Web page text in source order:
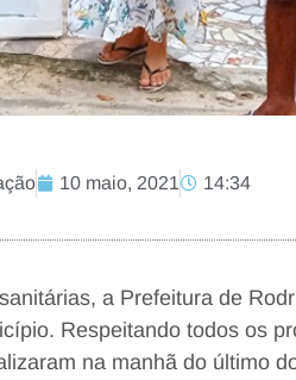
10 maio, 2021 14:34
a Prefeitura de
Respeitando todos os
na manhã do último